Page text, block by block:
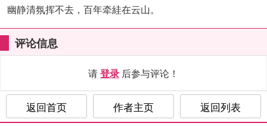
幽静清氛挥不去，百年牵絓在云山。
评论信息
请登录 后参与评论！
返回首页 作者主页 返回列表